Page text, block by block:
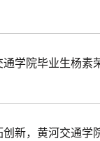
通学院毕业生杨素
创新，黄河交通学